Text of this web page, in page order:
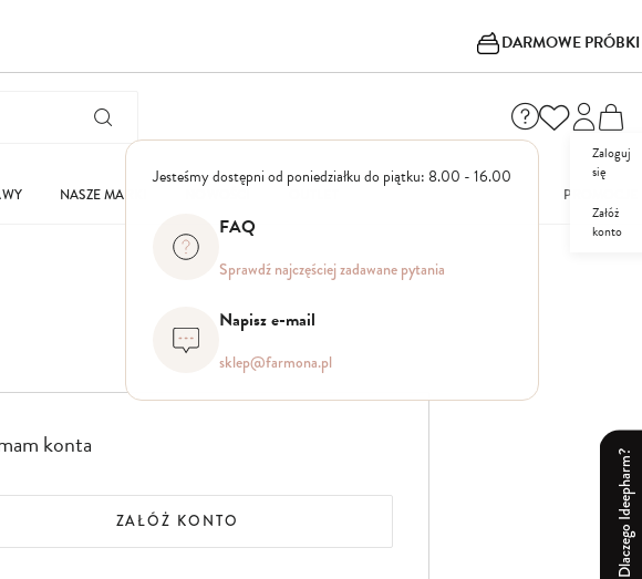
DARMOWE PRÓBKI
Jesteśmy dostępni od poniedziałku do piątku: 8.00 - 16.00
FAQ
Sprawdź najczęściej zadawane pytania
Napisz e-mail
sklep@farmona.pl
Zaloguj
się
Załóż
konto
Dlaczego Ideepharm?
NASZE MARKI PROMOCJE
konta
ZAŁÓŻ KONTO